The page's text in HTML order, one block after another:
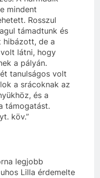
mindent
Rosszul
támadtunk és
hibázott, de a
látni, hogy
a pályán.
tanulságos volt
a srácoknak az
és a
támogatást.
köv.”
legjobb
Lilla érdemelte